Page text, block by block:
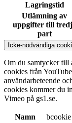
Lagringstid
Utlämning av
uppgifter till
part
Icke-nödvändiga
Om du samtycker till
cookies från
användarbeteende
cookies kommer du
Vimeo på gs1.se.
Namn bcookie